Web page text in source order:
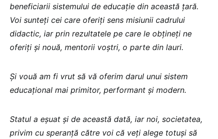
beneficiarii sistemului de educație din această țară.
Voi sunteți cei care oferiți sens misiunii cadrului
didactic, iar prin rezultatele pe care le obțineți ne
oferiți și nouă, mentorii voștri, o parte din lauri.
Și vouă am fi vrut să vă oferim darul unui sistem
educațional mai primitor, performant și modern.
Statul a eșuat și de această dată, iar noi, societatea,
privim cu speranță către voi că veți alege totuși să